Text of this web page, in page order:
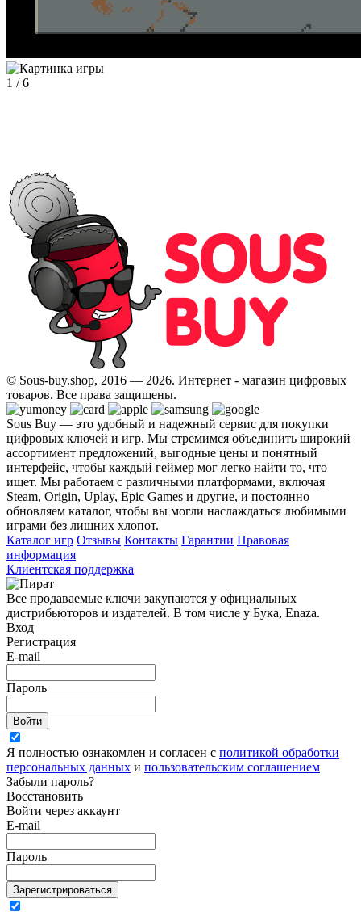
1 /6
© Sous-buy.shop, 2016 — 2026. Интернет - магазин цифровых
товаров. Все права защищены.
Sous Buy — это удобный и надежный сервис для покупки
цифровых ключей и игр. Мы стремимся объединить широкий
ассортимент предложений, выгодные цены и понятный
интерфейс, чтобы каждый геймер мог легко найти то, что
ищет. Мы работаем с различными платформами, включая
Steam, Origin, Uplay, Epic Games и другие, и постоянно
обновляем каталог, чтобы вы могли наслаждаться любимыми
играми без лишних хлопот.
Каталог игр Отзывы Контакты Гарантии Правовая
информация
Клиентская поддержка
Все продаваемые ключи закупаются у официальных
дистрибьюторов и издателей. В том числе у Бука, Enaza.
Вход
Регистрация
E-mail
Пароль
Войти
Я полностью ознакомлен и согласен с политикой обработки
персональных данных и пользовательским соглашением
Забыли пароль?
Восстановить
Войти через аккаунт
E-mail
Пароль
Зарегистрироваться